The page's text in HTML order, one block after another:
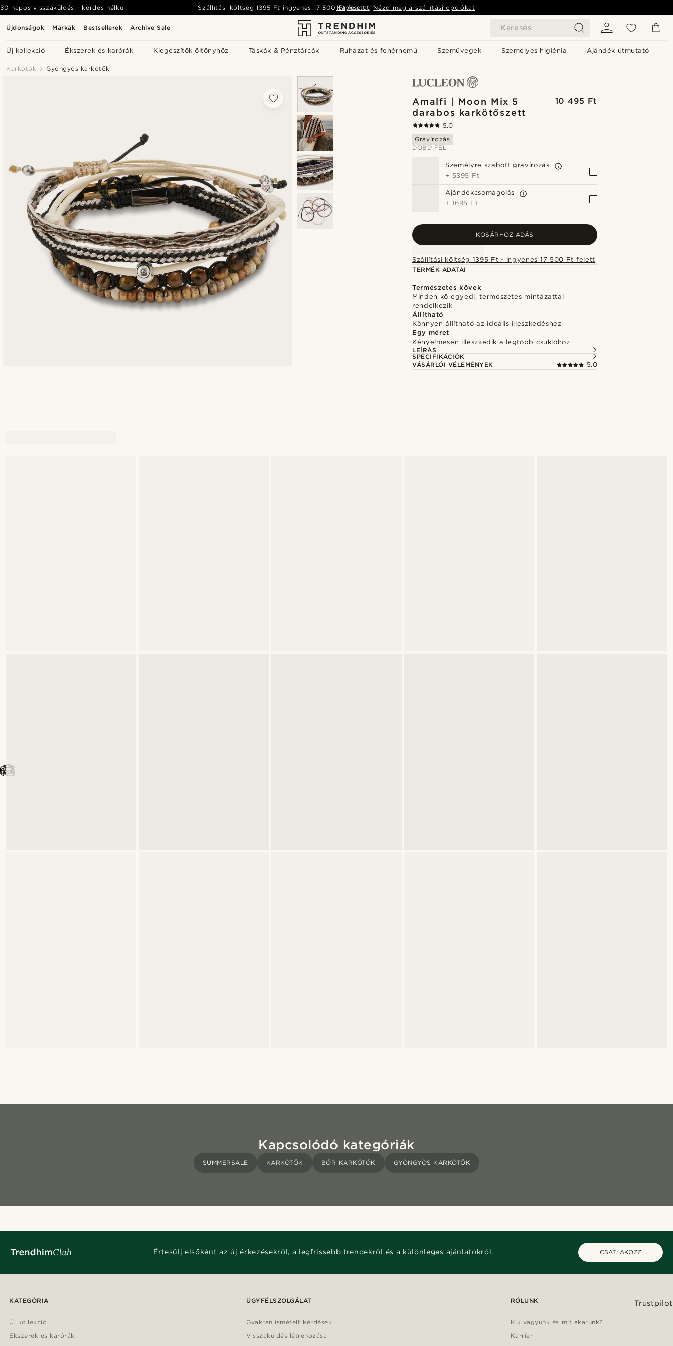
Újdonságok Márkák Bestsellerek Archive Sale Keresés
Új kollekció Ékszerek és karórák Kiegészítők öltönyhöz Táskák & Pénztárcák Ruházat és fehérnemű Szemüvegek Személyes higiénia Ajándék útmutató
30 napos visszaküldés - kérdés nélkül! Szállítási költség1395 Ft ingyenes 17 500 Ft felett- Nézd meg a szállítási opciókat
Kapcsolat
Karkötők Gyöngyös karkötők
Amalfi | Moon Mix 5
darabos karkötőszett
10 495 Ft
5.0
Gravírozás
DOBD FEL
Személyre szabott gravírozás
+ 5395 Ft
Ajándékcsomagolás
+ 1695 Ft
KOSÁRHOZ ADÁS
Szállítási költség 1395 Ft - ingyenes 17 500 Ft felett
TERMÉK ADATAI
Természetes kövek
Minden kő egyedi, természetes mintázattal
rendelkezik
Állítható
Könnyen állítható az ideális illeszkedéshez
Egy méret
Kényelmesen illeszkedik a legtöbb csuklóhoz
LEÍRÁS
SPECIFIKÁCIÓK
VÁSÁRLÓI VÉLEMÉNYEK
5.0
Kapcsolódó kategóriák
SUMMERSALE KARKÖTŐK BŐR KARKÖTŐK GYÖNGYÖS KARKÖTŐK
Értesülj elsőként az új érkezésekről, a legfrissebb trendekről és a különleges ajánlatokról. CSATLAKOZZ
KATEGÓRIA
Új kollekció
Ékszerek és karórák
ÜGYFÉLSZOLGÁLAT
Gyakran ismételt kérdések
Visszaküldés létrehozása
RÓLUNK
Kik vagyunk és mit akarunk?
Karrier
Trustpilot